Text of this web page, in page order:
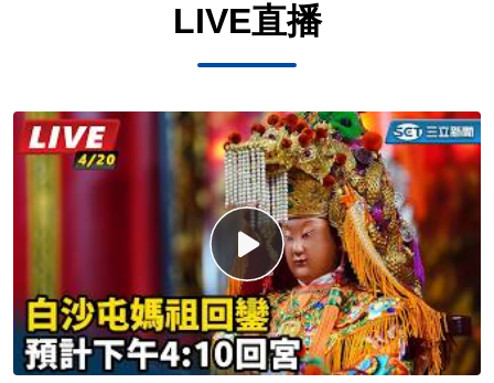
LIVE直播